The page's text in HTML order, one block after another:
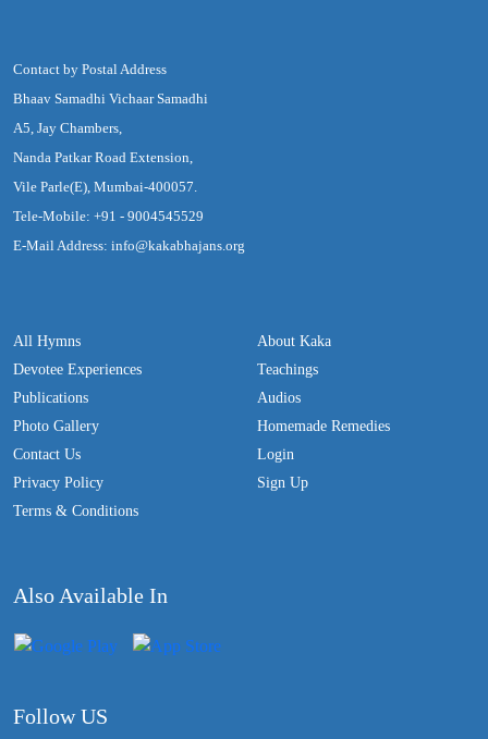
Contact by Postal Address
Bhaav Samadhi Vichaar Samadhi
A5, Jay Chambers,
Nanda Patkar Road Extension,
Vile Parle(E), Mumbai-400057.
Tele-Mobile: +91 - 9004545529
E-Mail Address: info@kakabhajans.org
All Hymns
Devotee Experiences
Publications
Photo Gallery
Contact Us
Privacy Policy
Terms & Conditions
About Kaka
Teachings
Audios
Homemade Remedies
Login
Sign Up
Also Available In
Follow US